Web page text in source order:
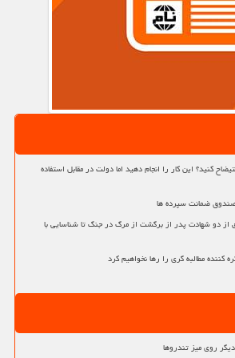
کنید؟ این کار را انجام دهید اما دولت در مقابل استفاده
ضمانت سپرده ها
دو شهادت پدر از برگشت از مرگ در جنگ تا شناسایی با
کننده مطالبه گری را رها نخواهیم کرد
روی میز تندروها